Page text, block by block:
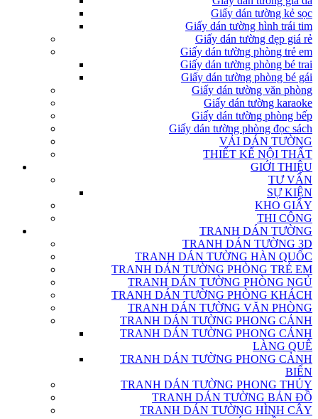
Giấy dán tường kẻ sọc
Giấy dán tường hình trái tim
Giấy dán tường đẹp giá rẻ
Giấy dán tường phòng trẻ em
Giấy dán tường phòng bé trai
Giấy dán tường phòng bé gái
Giấy dán tường văn phòng
Giấy dán tường karaoke
Giấy dán tường phòng bếp
Giấy dán tường phòng đọc sách
VẢI DÁN TƯỜNG
THIẾT KẾ NỘI THẤT
GIỚI THIỆU
TƯ VẤN
SỰ KIỆN
KHO GIẤY
THI CÔNG
TRANH DÁN TƯỜNG
TRANH DÁN TƯỜNG 3D
TRANH DÁN TƯỜNG HÀN QUỐC
TRANH DÁN TƯỜNG PHÒNG TRẺ EM
TRANH DÁN TƯỜNG PHÒNG NGỦ
TRANH DÁN TƯỜNG PHÒNG KHÁCH
TRANH DÁN TƯỜNG VĂN PHÒNG
TRANH DÁN TƯỜNG PHONG CẢNH
TRANH DÁN TƯỜNG PHONG CẢNH
LÀNG QUÊ
TRANH DÁN TƯỜNG PHONG CẢNH
BIỂN
TRANH DÁN TƯỜNG PHONG THỦY
TRANH DÁN TƯỜNG BẢN ĐỒ
TRANH DÁN TƯỜNG HÌNH CÂY